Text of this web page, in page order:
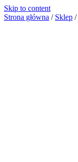
Skip to content
Strona główna / Sklep /